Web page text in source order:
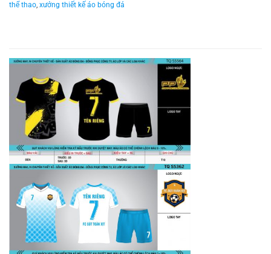
thể thao, xưởng thiết kế áo bóng đá